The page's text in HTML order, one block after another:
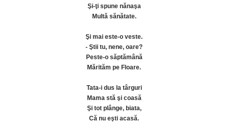
Şi-ţi spune nănaşa
Multă sănătate.
Şi mai este-o veste.
- Ştii tu, nene, oare?
Peste-o săptămână
Mărităm pe Floare.
Tata-i dus la târguri
Mama stă şi coasă
Şi tot plânge, biata,
Că nu eşti acasă.